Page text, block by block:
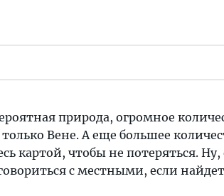
природа, огромное
Вене. А еще большее
картой, чтобы не потеряться.
с местными, если